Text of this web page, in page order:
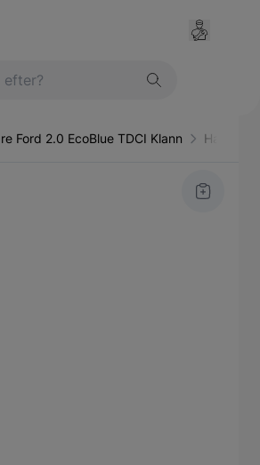
Ford 2.0 EcoBlue TDCI Klann